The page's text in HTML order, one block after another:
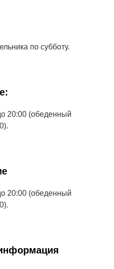
по субботу.
20:00 (обеденный
20:00 (обеденный